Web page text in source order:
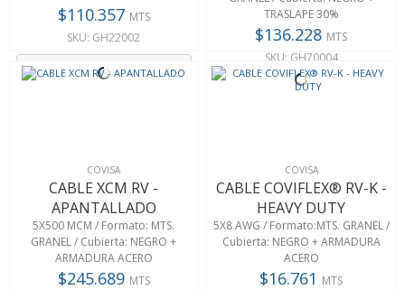
$110.357 MTS
SKU: GH22002
Agregar
TRASLAPE 30%
$136.228 MTS
SKU: GH70004
Agregar
COVISA
CABLE XCM RV -
APANTALLADO
5X500 MCM / Formato: MTS.
GRANEL / Cubierta: NEGRO +
ARMADURA ACERO
$245.689 MTS
COVISA
CABLE COVIFLEX® RV-K -
HEAVY DUTY
5X8 AWG / Formato:MTS. GRANEL /
Cubierta: NEGRO + ARMADURA
ACERO
$16.761 MTS